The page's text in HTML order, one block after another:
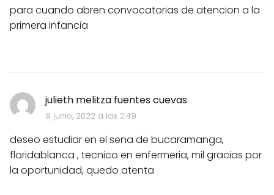
para cuando abren convocatorias de atencion a la
primera infancia
julieth melitza fuentes cuevas
9 junio, 2022 a las 2:49
deseo estudiar en el sena de bucaramanga,
floridablanca , tecnico en enfermeria, mil gracias por
la oportunidad, quedo atenta